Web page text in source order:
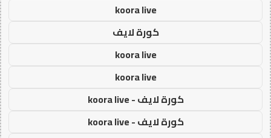
koora live
كورة لايف
koora live
koora live
كورة لايف - koora live
كورة لايف - koora live